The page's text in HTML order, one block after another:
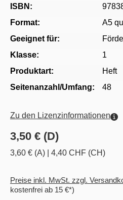
ISBN:
Format:
A5
Geeignet für:
Klasse:
1
Produktart:
Heft
Seitenanzahl/Umfang:
48
Zu den Lizenzinformationen
3,50 € (D)
3,60 € (A) 4,40 CHF (CH)
Preise inkl. MwSt. zzgl.
kostenfrei ab 15 €*)